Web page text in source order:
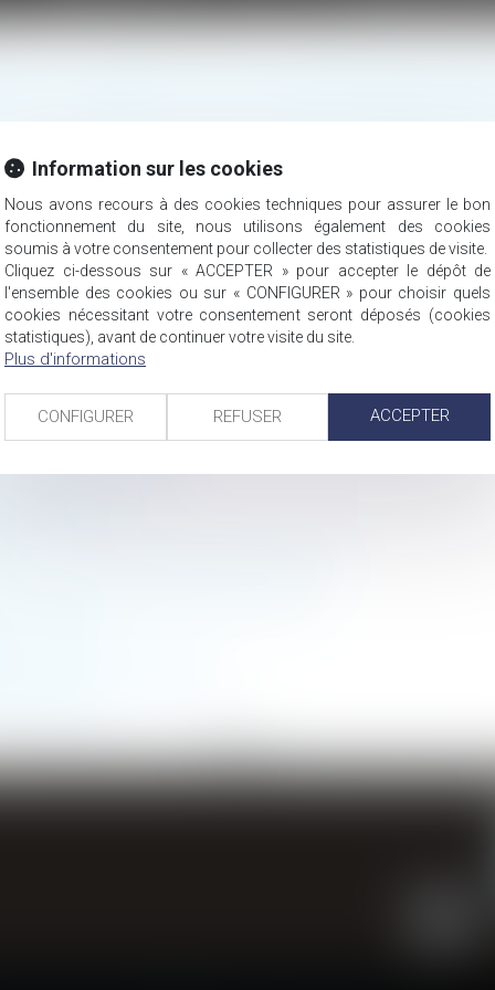
en vertu de l’article L1142-1 du Code de la santé
de santé…Lire la suite ›The post
Responsabilité
International.Lire la suite
<< < 1 2 3 4 5 6 7 ... > >>
Information sur les cookies
Nous avons recours à des cookies techniques pour assurer le bon
fonctionnement du site, nous utilisons également des cookies
soumis à votre consentement pour collecter des statistiques de visite.
Cliquez ci-dessous sur « ACCEPTER » pour accepter le dépôt de
l'ensemble des cookies ou sur « CONFIGURER » pour choisir quels
cookies nécessitant votre consentement seront déposés (cookies
statistiques), avant de continuer votre visite du site.
Plus d'informations
CONFIGURER REFUSER ACCEPTER